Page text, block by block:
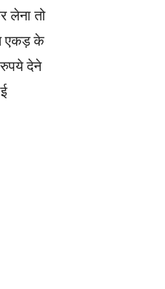
लेना तो
एकड़ के
देने